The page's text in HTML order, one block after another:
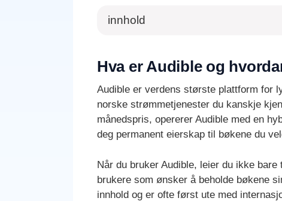
innhold
Hva er Audible og
Audible er verdens største plattform for
norske strømmetjenester du kanskje
månedspris, opererer Audible med en
deg permanent eierskap til bøkene du
Når du bruker Audible, leier du ikke
brukere som ønsker å beholde bøkene
innhold og er ofte først ute med